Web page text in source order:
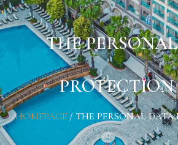
THE
HOMEPAGE / THE PERSONAL